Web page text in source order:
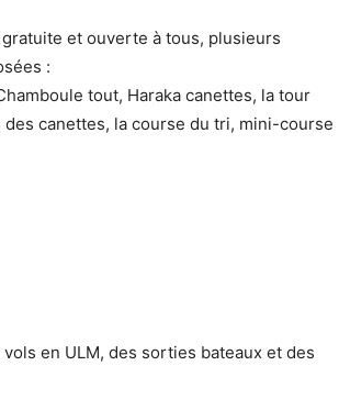
et ouverte à tous, plusieurs
:
tout, Haraka canettes, la tour
canettes, la course du tri, mini-course
en ULM, des sorties bateaux et des